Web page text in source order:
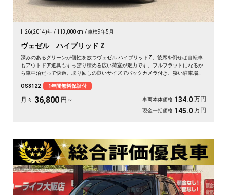
H26(2014)年 113,000km 車検9年5月
ヴェゼル ハイブリッド Z
深みのあるグリーンが個性を放つヴェゼル ハイブリッドZ。後席を倒せば自転車
もアウトドア道具もすっぽり積める広い荷室が魅力です。フルフラットになるか
ら車中泊だって快適。取り回しの良いサイズでバックカメラ付き、狭い駐車場も
コーダー付きで万が一の時も映像で安心。走りに彩りを添える一台です《1年保
証付》🚗✨💚💺😎
OS8122 1年間無料保証付
月々 36,800 円～ 車両本体価格 134.0 万円
現金一括価格 145.0 万円